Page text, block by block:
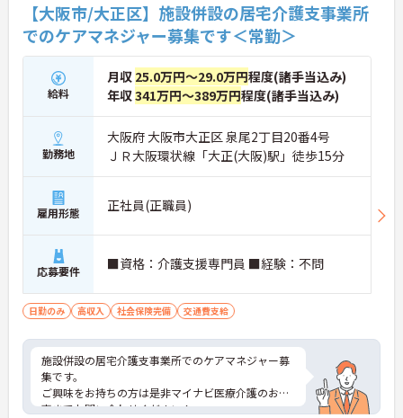
【大阪市/大正区】施設併設の居宅介護支事業所
でのケアマネジャー募集です＜常勤＞
給料
月収 25.0万円～29.0万円程度(諸手当込み)
年収341万円～389万円程度(諸手当込み)
勤務地
大阪府 大阪市大正区 泉尾2丁目20番4号
ＪＲ大阪環状線「大正(大阪)駅」徒歩15分
雇用形態 正社員(正職員)
応募要件 ■資格：介護支援専門員 ■経験：不問
日勤のみ 高収入 社会保険完備 交通費支給
施設併設の居宅介護支事業所でのケアマネジャー募
集です。
ご興味をお持ちの方は是非マイナビ医療介護のお仕
事までお問い合わせください！